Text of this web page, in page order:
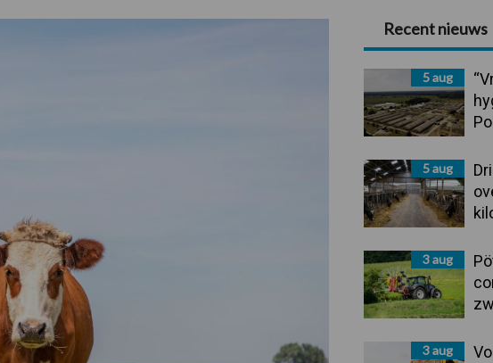
Primaire
Sidebar
Recent nieuws
5 aug
5 aug
3 aug
3 aug